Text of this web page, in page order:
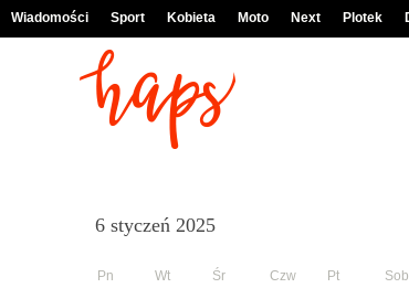
Wiadomości Sport Kobieta Moto Next Plotek
6 styczeń 2025
Pn Wt Śr Czw Pt Sob